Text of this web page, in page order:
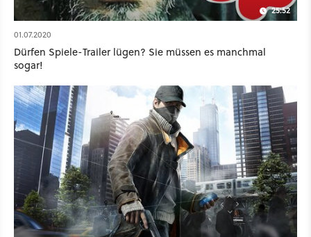
25:52
01.07.2020
Dürfen Spiele-Trailer lügen? Sie müssen es manchmal
sogar!